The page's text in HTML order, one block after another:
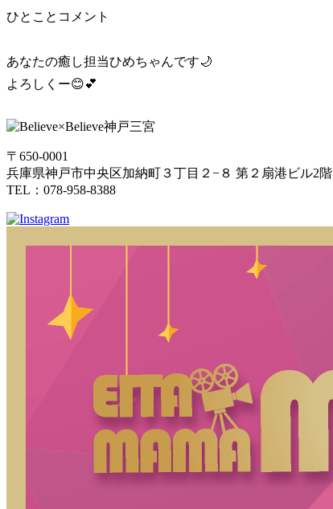
ひとことコメント
あなたの癒し担当ひめちゃんです🌙
よろしくー😊💕
〒650-0001
兵庫県神戸市中央区加納町３丁目２−８ 第２扇港ビル2階
TEL：078-958-8388